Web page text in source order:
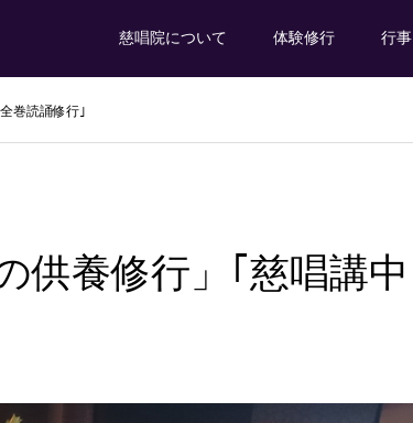
慈唱院について 体験修行 行事
巻読誦修行｣
供養修行」｢慈唱講中